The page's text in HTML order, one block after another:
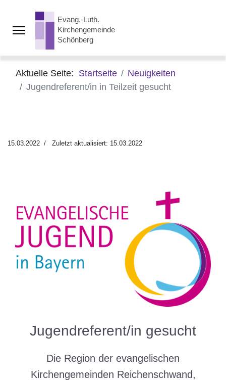
Aktuelle Seite: Startseite
Neuigkeiten
Jugendreferent/in in Teilzeit gesucht
15.03.2022 Zuletzt aktualisiert: 15.03.2022
Jugendreferent/in gesucht
Die Region der evangelischen
Kirchengemeinden Reichenschwand,